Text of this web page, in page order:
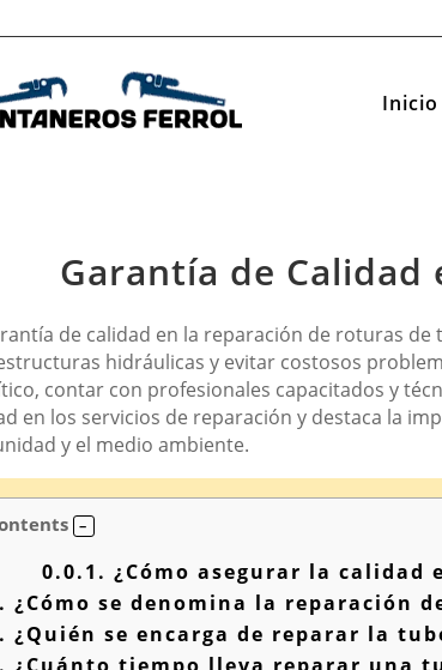
Inicio
Garantía de Calidad
de calidad en la reparación de roturas
hidráulicas y evitar costosos
contar con profesionales capacitados y
en los servicios de reparación y destaca la
y el medio ambiente.
0.0.1. ¿Cómo asegurar la calidad
¿Cómo se denomina la reparación
¿Quién se encarga de reparar la